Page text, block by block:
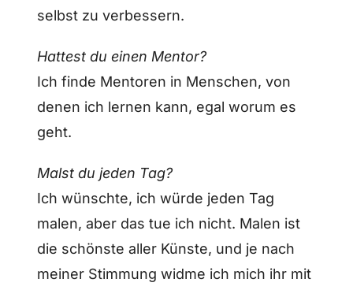
selbst zu verbessern.
Hattest du einen Mentor?
Ich finde Mentoren in Menschen, von
denen ich lernen kann, egal worum es
geht.
Malst du jeden Tag?
Ich wünschte, ich würde jeden Tag
malen, aber das tue ich nicht. Malen ist
die schönste aller Künste, und je nach
meiner Stimmung widme ich mich ihr mit